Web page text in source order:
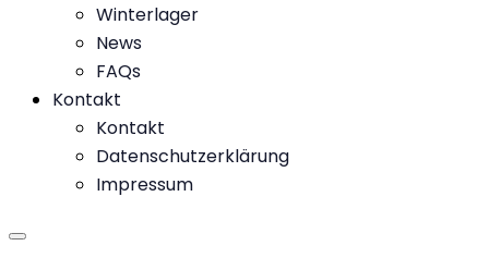
Winterlager
News
FAQs
Kontakt
Kontakt
Datenschutzerklärung
Impressum